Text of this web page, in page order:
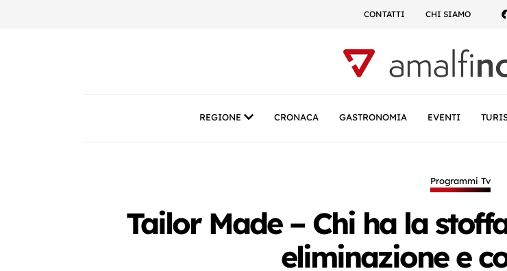
CONTATTI CHI SIAMO
REGIONE CRONACA GASTRONOMIA EVENTI
Programmi Tv
Tailor Made – Chi ha la
eliminazione e